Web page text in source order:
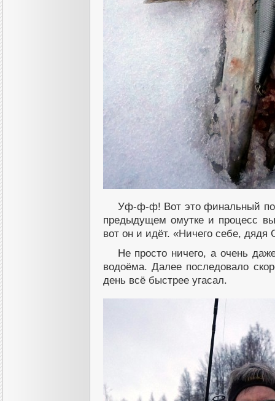
Уф-ф-ф! Вот это финальный
предыдущем омутке и процесс
вот он и идёт. «Ничего себе, дядя
Не просто ничего, а очень
водоёма. Далее последовало
день всё быстрее угасал.